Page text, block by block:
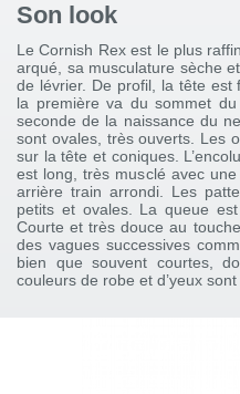
Son look
Le Cornish Rex est le plus
arqué, sa musculature sèche
de lévrier. De profil, la tête est
la première va du sommet
seconde de la naissance du
sont ovales, très ouverts. Les
sur la tête et coniques.
est long, très musclé avec
arrière train arrondi. Les
petits et ovales. La queue
Courte et très douce au
des vagues successives
bien que souvent courtes,
couleurs de robe et d’yeux sont